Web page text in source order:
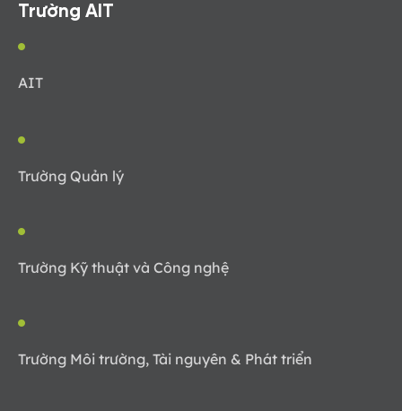
Trường AIT
AIT
Trường Quản lý
Trường Kỹ thuật và Công nghệ
Trường Môi trường, Tài nguyên & Phát triển